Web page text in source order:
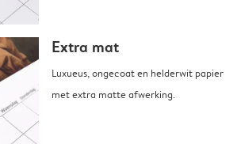
Extra mat
Luxueus, ongecoat en helderwit papier
met extra matte afwerking.